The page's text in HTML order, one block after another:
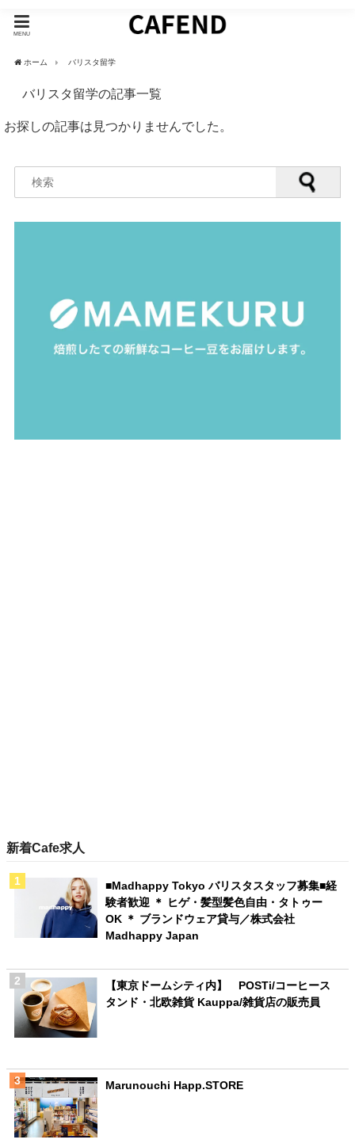
MENU
ホーム バリスタ留学
バリスタ留学の記事一覧
お探しの記事は見つかりませんでした。
新着Cafe求人
■Madhappy Tokyo バリスタスタッフ募集■経
験者歓迎 ＊ ヒゲ・髪型髪色自由・タトゥー
OK ＊ ブランドウェア貸与／株式会社
Madhappy Japan
【東京ドームシティ内】 POSTi/コーヒース
タンド・北欧雑貨 Kauppa/雑貨店の販売員
Marunouchi Happ.STORE